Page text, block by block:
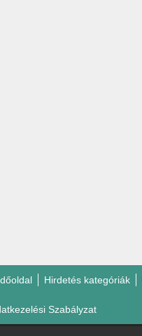
Hirdetés kategóriák
Szabályzat